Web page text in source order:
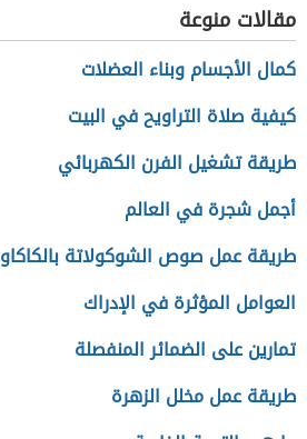
مقالات منوعة
كمال الأجسام وبناء العضلات
كيفية صلاة التراويح في البيت
طريقة تشغيل الفرن الكهربائي
أجمل شجرة في العالم
طريقة عمل صوص الشوكولاتة بالكاكاو
العوامل المؤثرة في الإدراك
تمارين على الضمائر المنفصلة
طريقة عمل مخلل الزهرة